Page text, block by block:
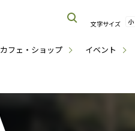
カフェ・ショップ イベント
文字サイズ 小